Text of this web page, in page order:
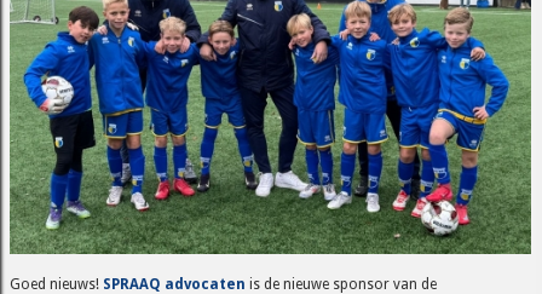
Goed nieuws! SPRAAQ advocaten is de nieuwe sponsor van de